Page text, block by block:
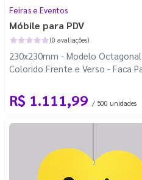
Feiras e Eventos
Móbile para PDV
(0 avaliações)
230x230mm - Modelo
Colorido Frente e Verso - Faca
R$ 1.111,99 / 500 unidades